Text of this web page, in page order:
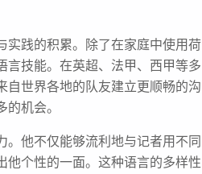
实践的积累。除了在家庭中使用荷
言技能。在英超、法甲、西甲等多
自世界各地的队友建立更顺畅的沟
机会。
他不仅能够流利地与记者用不同
他个性的一面。这种语言的多样性